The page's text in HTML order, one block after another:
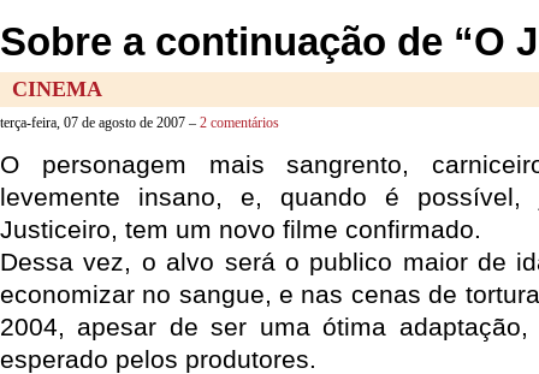
Sobre a continuação de “O
CINEMA
terça-feira, 07 de agosto de 2007 – 2 comentários
O personagem mais sangrento,
levemente insano, e, quando é
Justiceiro, tem um novo filme confirmado.
Dessa vez, o alvo será o publico maior de
economizar no sangue, e nas cenas de
2004, apesar de ser uma ótima
esperado pelos produtores.